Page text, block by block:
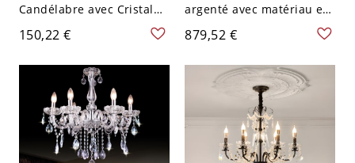
Candélabre avec Cristal
Clair Métallique Câblé
Alliage pour Usage
Résidentiel
LED/Incandescent/Fluores
cent, 110V-120V, Bougie,
Haut
150,22 €
argenté avec matériau en
acier sur chaîne réglable,
6, 110V-120V, Bougie
879,52 €